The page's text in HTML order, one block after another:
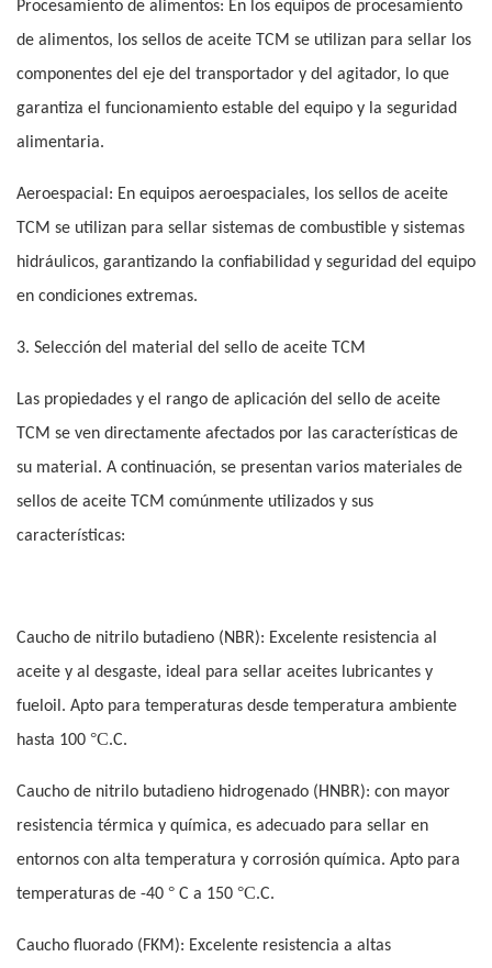
Procesamiento de alimentos: En los equipos de procesamiento
de alimentos, los sellos de aceite TCM se utilizan para sellar los
componentes del eje del transportador y del agitador, lo que
garantiza el funcionamiento estable del equipo y la seguridad
alimentaria.
Aeroespacial: En equipos aeroespaciales, los sellos de aceite
TCM se utilizan para sellar sistemas de combustible y sistemas
hidráulicos, garantizando la confiabilidad y seguridad del equipo
en condiciones extremas.
3. Selección del material del sello de aceite TCM
Las propiedades y el rango de aplicación del sello de aceite
TCM se ven directamente afectados por las características de
su material. A continuación, se presentan varios materiales de
sellos de aceite TCM comúnmente utilizados y sus
características:
Caucho de nitrilo butadieno (NBR): Excelente resistencia al
aceite y al desgaste, ideal para sellar aceites lubricantes y
fueloil. Apto para temperaturas desde temperatura ambiente
hasta 100 °C.C.
Caucho de nitrilo butadieno hidrogenado (HNBR): con mayor
resistencia térmica y química, es adecuado para sellar en
entornos con alta temperatura y corrosión química. Apto para
temperaturas de -40 ° C a 150 °C.C.
Caucho fluorado (FKM): Excelente resistencia a altas